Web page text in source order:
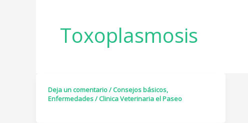
Toxoplasmosis
Deja un comentario/Consejos básicos,
Enfermedades/Clinica Veterinaria el Paseo